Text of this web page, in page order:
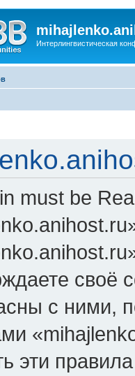
Интерлингвистическая
must be
своё
с ними,
эти